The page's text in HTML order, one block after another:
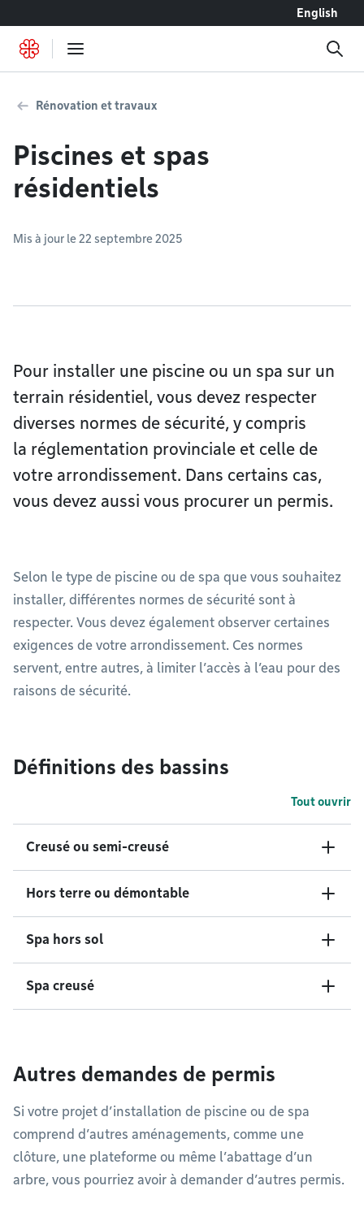
English
Rénovation et travaux
Piscines et spas
résidentiels
Mis à jour le 22 septembre 2025
Pour installer une piscine ou un spa sur un
terrain résidentiel, vous devez respecter
diverses normes de sécurité, y compris
la réglementation provinciale et celle de
votre arrondissement. Dans certains cas,
vous devez aussi vous procurer un permis.
Selon le type de piscine ou de spa que vous souhaitez
installer, différentes normes de sécurité sont à
respecter. Vous devez également observer certaines
exigences de votre arrondissement. Ces normes
servent, entre autres, à limiter l’accès à l’eau pour des
raisons de sécurité.
Définitions des bassins
Tout ouvrir
Creusé ou semi-creusé
Hors terre ou démontable
Spa hors sol
Spa creusé
Autres demandes de permis
Si votre projet d’installation de piscine ou de spa
comprend d’autres aménagements, comme une
clôture, une plateforme ou même l’abattage d’un
arbre, vous pourriez avoir à demander d’autres permis.